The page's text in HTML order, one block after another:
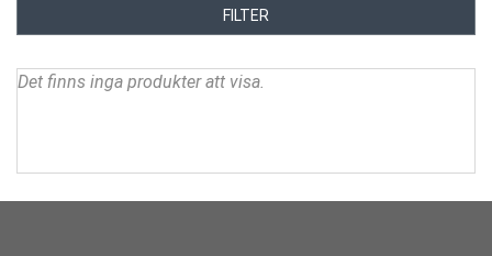
Verktyg
FILTER
Det finns inga produkter att visa.